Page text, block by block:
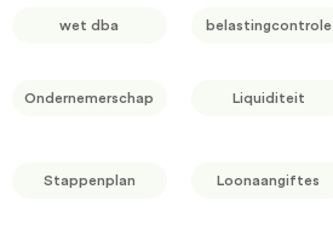
wet dba belastingcontrole
Ondernemerschap Liquiditeit
Stappenplan Loonaangiftes